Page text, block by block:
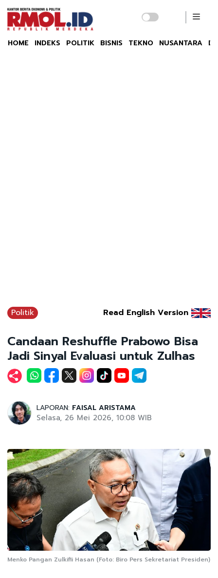
HOME INDEKS POLITIK BISNIS TEKNO NUSANTARA
Politik Read English Version
Candaan Reshuffle Prabowo Bisa
Jadi Sinyal Evaluasi untuk Zulhas
LAPORAN: FAISAL ARISTAMA
Selasa, 26 Mei 2026, 10:08 WIB
Menko Pangan Zulkifli Hasan (Foto: Biro Pers Sekretariat Presiden)